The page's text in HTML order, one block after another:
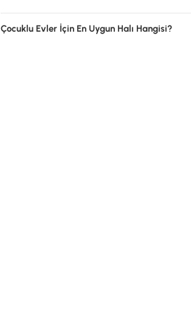
Çocuklu Evler İçin En Uygun Halı Hangisi?